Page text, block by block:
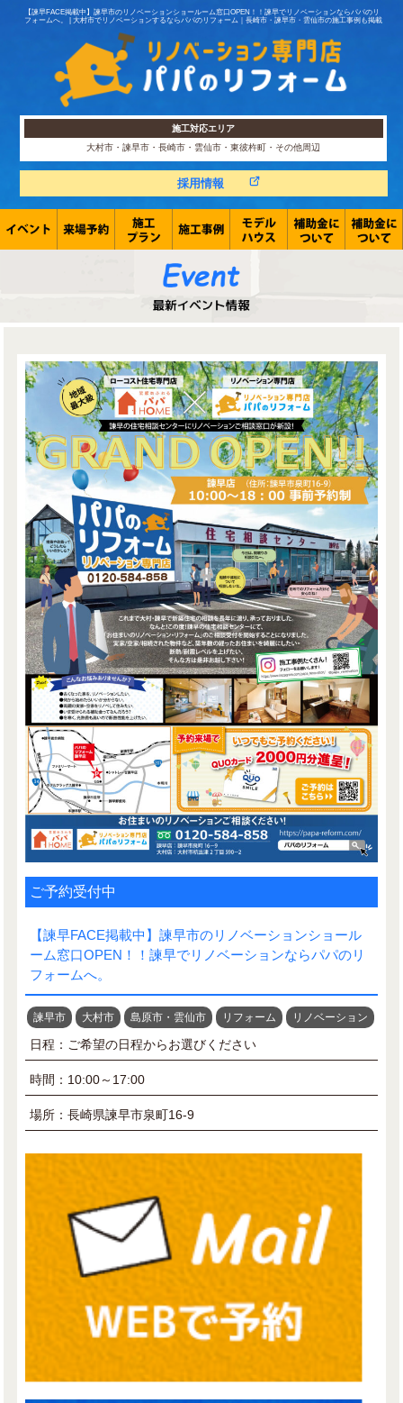
【諫早FACE掲載中】諫早市のリノベーションショールーム窓口OPEN！！諫早でリノベーションならパパのリ
フォームへ。 | 大村市でリノベーションするならパパのリフォーム｜長崎市・諫早市・雲仙市の施工事例も掲載
施工対応エリア
大村市・諫早市・長崎市・雲仙市・東彼杵町・その他周辺
採用情報
ご予約受付中
【諫早FACE掲載中】諫早市のリノベーションショール
ーム窓口OPEN！！諫早でリノベーションならパパのリ
フォームへ。
諫早市 大村市 島原市・雲仙市 リフォーム リノベーション
日程：ご希望の日程からお選びください
時間：10:00～17:00
場所：長崎県諫早市泉町16-9